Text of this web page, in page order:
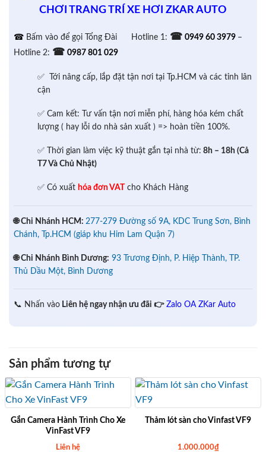
CHƠI TRANG TRÍ XE HƠI ZKAR AUTO
☎ Bấm vào để gọi Tổng Đài Hotline 1: ☎ 0949 60 3979 –
Hotline 2: ☎ 0987 801 029
✅ Tới nâng cấp, lắp đặt tận nơi tại Tp.HCM và các tỉnh lân
cận
✅ Cam kết: Tư vấn tận nơi miễn phí, hàng hóa kém chất
lượng ( hay lỗi do nhà sản xuất ) => hoàn tiền 100%.
✅ Thời gian làm việc kỹ thuật gắn tại nhà từ: 8h – 18h (Cả
T7 Và Chủ Nhật)
✅ Có xuất hóa đơn VAT cho Khách Hàng
🌐 Chi Nhánh HCM: 277-279 Đường số 9A, KDC Trung Sơn, Bình
Chánh, Tp.HCM (giáp khu Him Lam Quận 7)
🌐 Chi Nhánh Bình Dương: 93 Trương Định, P. Hiệp Thành, TP.
Thủ Dầu Một, Bình Dương
📞 Nhấn vào Liên hệ ngay nhận ưu đãi 👉 Zalo OA ZKar Auto
Sản phẩm tương tự
Gắn Camera Hành Trình Cho Xe
VinFast VF9
Liên hệ
Thảm lót sàn cho Vinfast VF9
1.000.000₫